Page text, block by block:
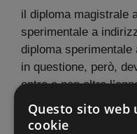
il diploma magistrale
sperimentale a
diploma
in questione, però,
entro e non oltre
Per le scuole
Questo sito web
cookie